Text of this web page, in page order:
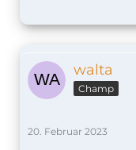
walta
Champ
20. Februar 2023